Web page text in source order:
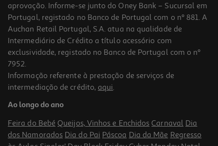
-13%
4.1
Escova Modeladora Qilive Q.7880 5 Em 1 Cerâmica 1000w
34.99 €/un
34,99 €
Promoção
aprovação. Informe-se junto do Oney Bank – Sucursal em
Portugal, registado no Banco de Portugal com o nº 881. A
Auchan Retail Portugal, S.A. atua na qualidade de
Intermediário de Crédito a título acessório com
exclusividade, registado no Banco de Portugal com o nº
7952.
Informação referente à prestação de serviços de
intermediação de crédito, aqui.
Ao longo do ano
Feira do Bebé Queijos, Vinhos e Enchidos Carnaval Dia
dos Namorados Dia do Pai Páscoa Dia da Mãe Regresso